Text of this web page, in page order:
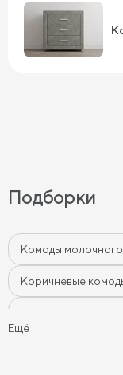
качество
ящика прослужит
Подборки
Комоды молочного
Коричневые
Ещё